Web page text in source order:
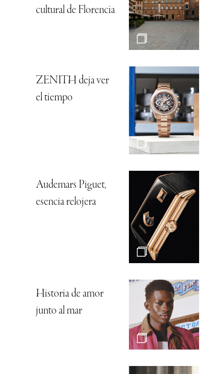
cultural de Florencia
ZENITH deja ver
el tiempo
Audemars Piguet,
esencia relojera
Historia de amor
junto al mar